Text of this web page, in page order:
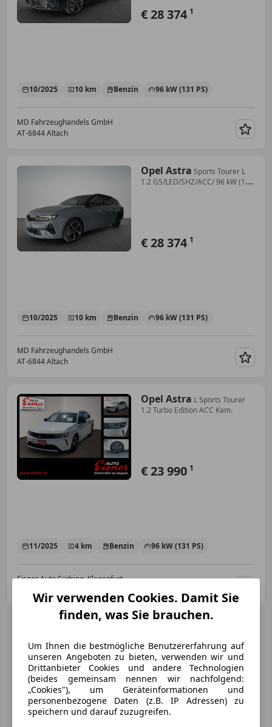
€ 28 374 1
10/2025 10 km Benzin 96 kW (131 PS)
MD Fahrzeughandels GmbH
AT-6844 Altach
Opel Astra Sports Tourer L
1.2 GS/LED/SHZ/ACC/ 96 kW (131
€ 28 374 1
10/2025 10 km Benzin 96 kW (131 PS)
MD Fahrzeughandels GmbH
AT-6844 Altach
Opel Astra L Sports Tourer
1.2 Turbo Edition ACC Kam.
€ 23 990 1
11/2025 4 km Benzin 96 kW (131 PS)
Eisner Auto Südring, Klagenfurt
Wir verwenden Cookies. Damit Sie
finden, was Sie brauchen.
Um Ihnen die bestmögliche Benutzererfahrung auf
unseren Angeboten zu bieten, verwenden wir und
Drittanbieter Cookies und andere Technologien
(beides gemeinsam nennen wir nachfolgend:
„Cookies"), um Geräteinformationen und
personenbezogene Daten (z.B. IP Adressen) zu
speichern und darauf zuzugreifen.